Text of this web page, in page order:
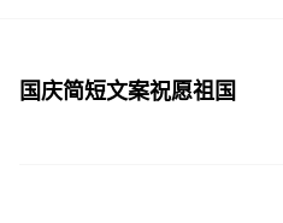
国庆简短文案祝愿祖国